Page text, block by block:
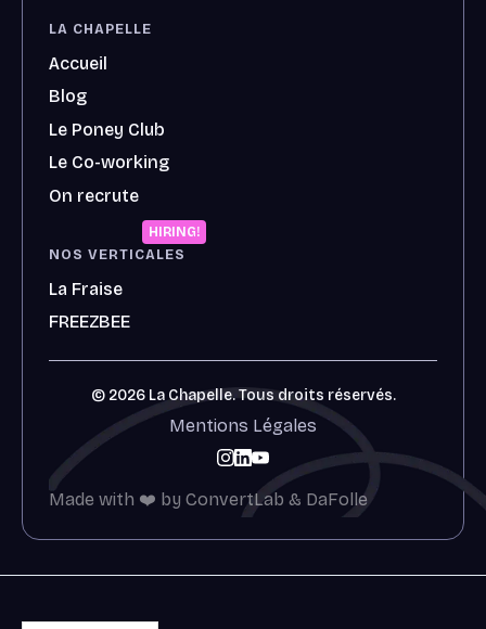
LA CHAPELLE
Accueil
Blog
Le Poney Club
Le Co-working
On recrute
HIRING!
NOS VERTICALES
La Fraise
FREEZBEE
© 2026 La Chapelle. Tous droits réservés.
Mentions Légales
Made with ❤️ by ConvertLab & DaFolle